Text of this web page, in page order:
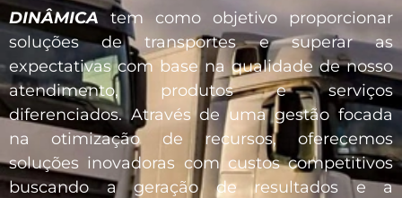
DINÂMICAtem como objetivo proporcionar
soluções de transportes e superar as
expectativas com base na qualidade de nosso
atendimento, produtos e serviços
diferenciados. Através de uma gestão focada
na otimização de recursos, oferecemos
soluções inovadoras com custos competitivos
buscando a geração de resultados e a